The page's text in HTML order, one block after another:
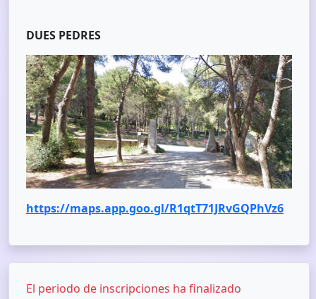
DUES PEDRES
https://maps.app.goo.gl/R1qtT71JRvGQPhVz6
El periodo de inscripciones ha finalizado